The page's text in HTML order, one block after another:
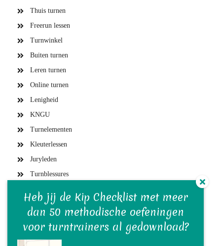
Thuis turnen
Freerun lessen
Turnwinkel
Buiten turnen
Leren turnen
Online turnen
Lenigheid
KNGU
Turnelementen
Kleuterlessen
Juryleden
Turnblessures
Gymvereniging en bestuur
Turnwedstrijden
Turn(st)ers
Heb jij de Kip Checklist met meer
dan 50 methodische oefeningen
voor turntrainers al gedownload?